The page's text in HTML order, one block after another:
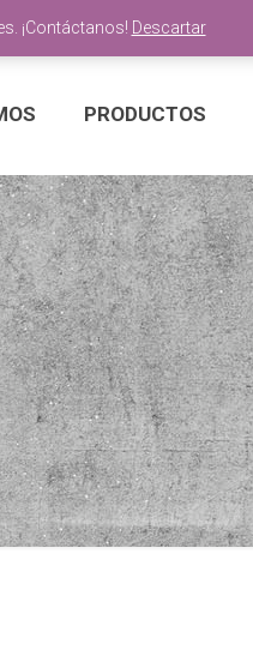
PRODUCTOS
¡Contáctanos! Descartar